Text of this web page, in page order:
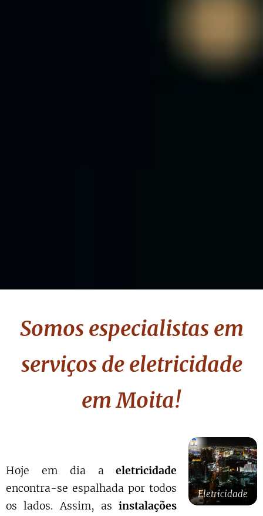
Somos especialistas em
serviços de eletricidade
em Moita!
Eletricidade
Hoje em dia aeletricidade
encontra-se espalhada por todos
os lados. Assim, asinstalações